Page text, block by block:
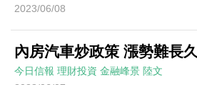
2023/06/08
內房汽車炒政策 漲勢難長久
今日信報 理財投資 金融峰景 陸文